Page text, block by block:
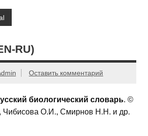
RU)
Оставить комментарий
биологический словарь. ©
О.И., Смирнов Н.Н. и др.